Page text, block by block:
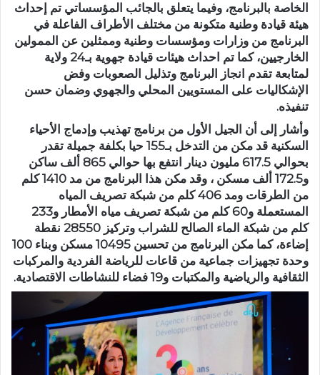
الخاصة بالبرنامج، وفيما يتعلق بالجائب المؤسساتي تم إحداث
هيئة قيادة وطنية متكونة من مختلف الأطراف الفاعلة في
البرنامج من وزارات ومؤسسات وطنية وممثلين عن الممولين
الخارجيين، كما تم احداث هيئات قيادة جهوية بـ24 ولاية
لمتابعة تقدم انجاز البرنامج وتذليل الصعوبات وفض
الإشكاليات على المستويين المحلي والجهوي وضمان حسن
تنفيذه.
وأشار إلى أن الجيل الأول من برنامج تهذيب وإدماج الأحياء
السكنية قد مكن من التدخل بـ155 حيا بكلفة جميلة تقدر
بحوالي 617.5 مليون دينار انتفع بها حوالي 865 ألف ساكن
و172.5 ألف مسكن ، وقد مكن هذا البرنامج من مد 1410 كلم
من الطرقات ومد 406 كلم من شبكة تصريف المياه
المستعملة و60 كلم من شبكة تصريف مياه الأمطار و233
كلم من شبكة الماء الصالح للشراب وتركيز 28550 نقطة
إضاءة، كما مكن البرنامج من تحسين 10495 مسكن وبناء 100
وحدة تجهيزات جماعية من قاعات للرياضة الفردية والمركبات
الثقافية والرياضية والمكتبات و19 فضاء للنشاطات الاقتصادية.